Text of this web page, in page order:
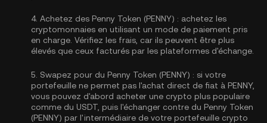
4. Achetez des Penny Token (PENNY) : achetez les
cryptomonnaies en utilisant un mode de paiement pris
en charge. Vérifiez les frais, car ils peuvent être plus
élevés que ceux facturés par les plateformes d'échange.
5. Swapez pour du Penny Token (PENNY) : si votre
portefeuille ne permet pas l'achat direct de fiat à PENNY,
vous pouvez d'abord acheter une crypto plus populaire
comme du USDT, puis l'échanger contre du Penny Token
(PENNY) par l'intermédiaire de votre portefeuille crypto